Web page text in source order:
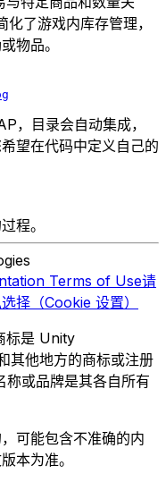
了游戏内库存管理，
物品。
，目录会自动集成，
望在代码中定义自己的
程。
Terms of Use请
择（Cookie 设置）
标是 Unity
其他地方的商标或注册
称或品牌是其各自所有
可能包含不准确的内
本为准。